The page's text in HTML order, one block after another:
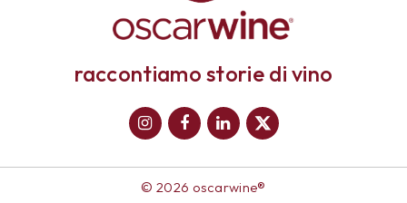
raccontiamo storie di vino
© 2026 oscarwine®